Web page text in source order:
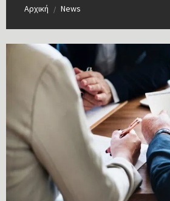
Αρχική / News